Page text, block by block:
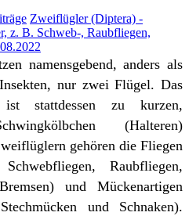
Zweiflügler (Diptera) -
z. B. Schweb-, Raubfliegen,
namensgebend, anders als
nur zwei Flügel. Das
stattdessen zu kurzen,
(Halteren)
gehören die Fliegen
Raubfliegen,
und Mückenartigen
und Schnaken).